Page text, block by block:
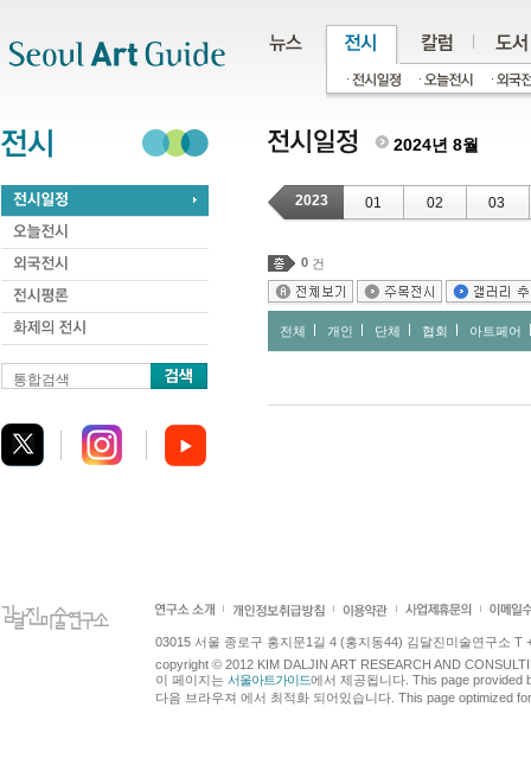
통합검색
2024년 8월
2023 01 02 03
0 건
전체 개인 단체 협회 아트페어
03015 서울 종로구 홍지문1길 4 (홍지동44) 김달진미술연구소 T
copyright © 2012 KIM DALJIN ART RESEARCH AND
이 페이지는 서울아트가이드에서 제공됩니다. This page provided
다음 브라우져 에서 최적화 되어있습니다. This page optimized